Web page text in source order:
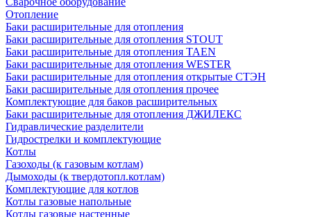
Отопление
Баки расширительные для отопления
Баки расширительные для отопления STOUT
Баки расширительные для отопления TAEN
Баки расширительные для отопления WESTER
Баки расширительные для отопления открытые СТЭН
Баки расширительные для отопления прочее
Комплектующие для баков расширительных
Баки расширительные для отопления ДЖИЛЕКС
Гидравлические разделители
Гидрострелки и комплектующие
Котлы
Газоходы (к газовым котлам)
Дымоходы (к твердотопл.котлам)
Комплектующие для котлов
Котлы газовые напольные
Котлы газовые настенные